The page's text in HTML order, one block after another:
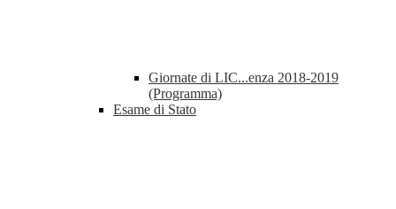
Giornate di LIC...enza 2018-2019
(Programma)
Esame di Stato